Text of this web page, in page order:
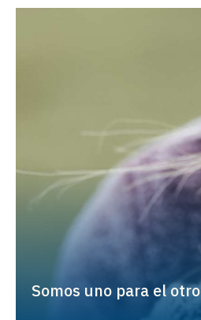
Somos uno para el otro